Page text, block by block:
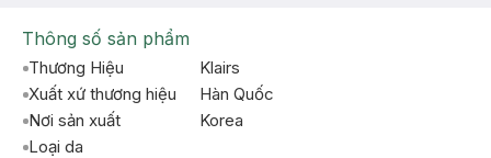
Thông số sản phẩm
Thương Hiệu
Klairs
Xuất xứ thương hiệu
Hàn Quốc
Nơi sản xuất
Korea
Loại da